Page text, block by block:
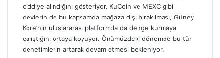
ciddiye alındığını gösteriyor. KuCoin ve MEXC gibi
devlerin de bu kapsamda mağaza dışı bırakılması, Güney
Kore’nin uluslararası platformda da denge kurmaya
çalıştığını ortaya koyuyor. Önümüzdeki dönemde bu tür
denetimlerin artarak devam etmesi bekleniyor.